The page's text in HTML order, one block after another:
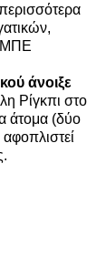
ΜΠΕ
άνοιξε
Ρίγκπι στο
άτομα (δύο